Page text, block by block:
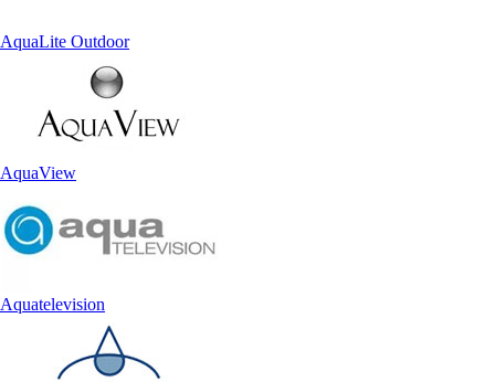
AquaLite Outdoor
AquaView
Aquatelevision